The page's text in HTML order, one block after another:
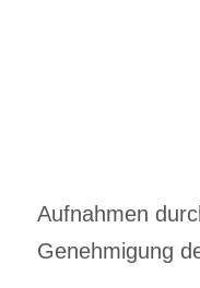
Aufnahmen
Genehmigung